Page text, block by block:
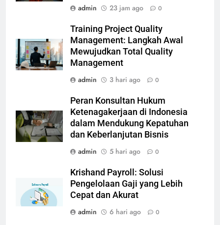
admin
23 jam ago 0
Training Project Quality
Management: Langkah Awal
Mewujudkan Total Quality
Management
admin
3 hari ago 0
Peran Konsultan Hukum
Ketenagakerjaan di Indonesia
dalam Mendukung Kepatuhan
dan Keberlanjutan Bisnis
admin
5 hari ago 0
Krishand Payroll: Solusi
Pengelolaan Gaji yang Lebih
Cepat dan Akurat
admin
6 hari ago 0